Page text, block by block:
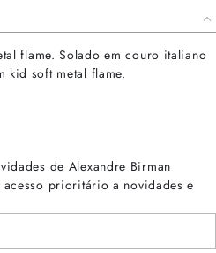
flame. Solado em couro italiano
kid soft metal flame.
de Alexandre Birman
acesso prioritário a novidades e